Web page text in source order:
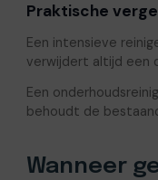
Praktische
Een intensieve
verwijdert altijd een
Een
behoudt de
Wanneer